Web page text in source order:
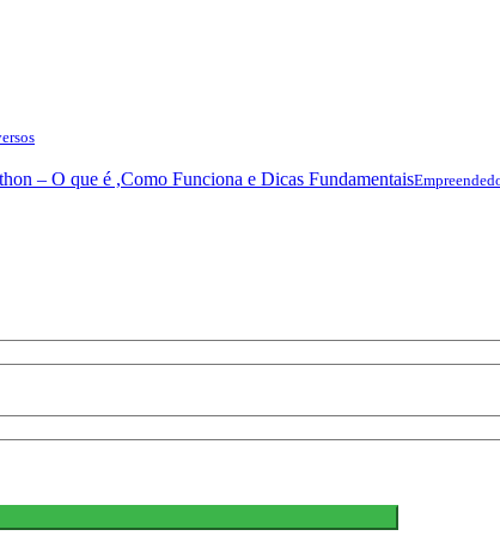
– O que é ,Como Funciona e Dicas Fundamentais